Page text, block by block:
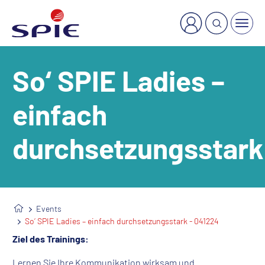
So‘ SPIE Ladies –
einfach
durchsetzungsstark
Events
So‘ SPIE Ladies – einfach durchsetzungsstark - 041224
Ziel des Trainings:
Lernen Sie Ihre Kommunikation wirksam und